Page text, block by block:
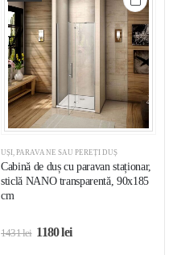
UȘI, PARAVANE SAU PEREȚI DUȘ
Cabină de duș cu paravan staționar,
sticlă NANO transparentă, 90x185
cm
1431lei 1180lei